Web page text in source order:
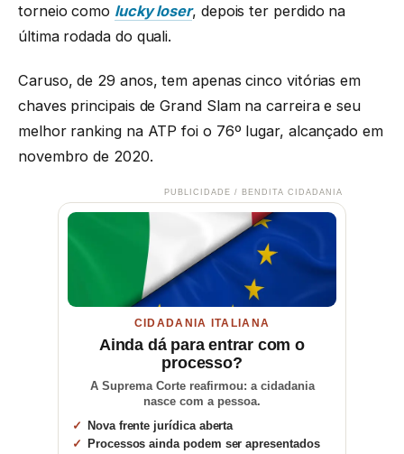
torneio como lucky loser, depois ter perdido na
última rodada do quali.
Caruso, de 29 anos, tem apenas cinco vitórias em
chaves principais de Grand Slam na carreira e seu
melhor ranking na ATP foi o 76º lugar, alcançado em
novembro de 2020.
PUBLICIDADE / BENDITA CIDADANIA
CIDADANIA ITALIANA
Ainda dá para entrar com o
processo?
A Suprema Corte reafirmou: a cidadania
nasce com a pessoa.
Nova frente jurídica aberta
Processos ainda podem ser apresentados